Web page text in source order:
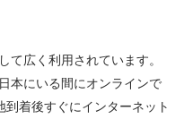
て広く利用されています。
本にいる間にオンラインで
着後すぐにインターネット